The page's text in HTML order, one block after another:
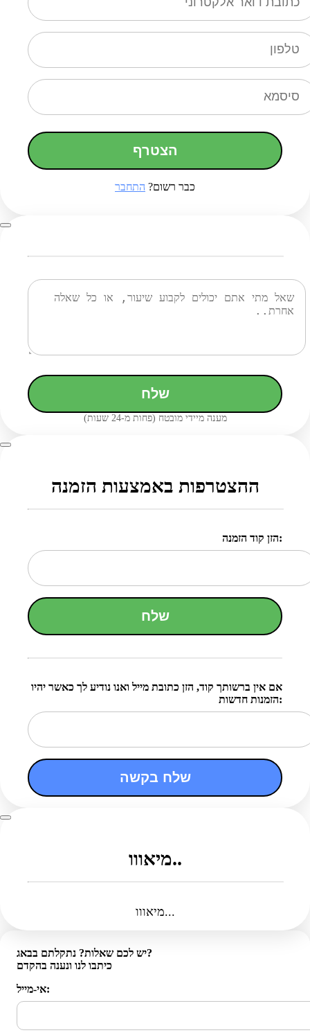
הצטרף
כבר רשום? התחבר
שלח
מענה מיידי מובטח (פחות מ-24 שעות)
ההצטרפות באמצעות הזמנה
הזן קוד הזמנה:
שלח
אם אין ברשותך קוד, הזן כתובת מייל ואנו נודיע לך כאשר יהיו
הזמנות חדשות:
שלח בקשה
מיאווו..
מיאווו...
יש לכם שאלות? נתקלתם בבאג?
כיתבו לנו ונענה בהקדם
אי-מייל: